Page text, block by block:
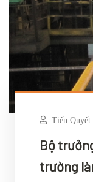
Tiến Quyết
Bộ
trường